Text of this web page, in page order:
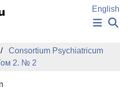
English
РУКОПИСЬ
Consortium Psychiatricum
2. № 2